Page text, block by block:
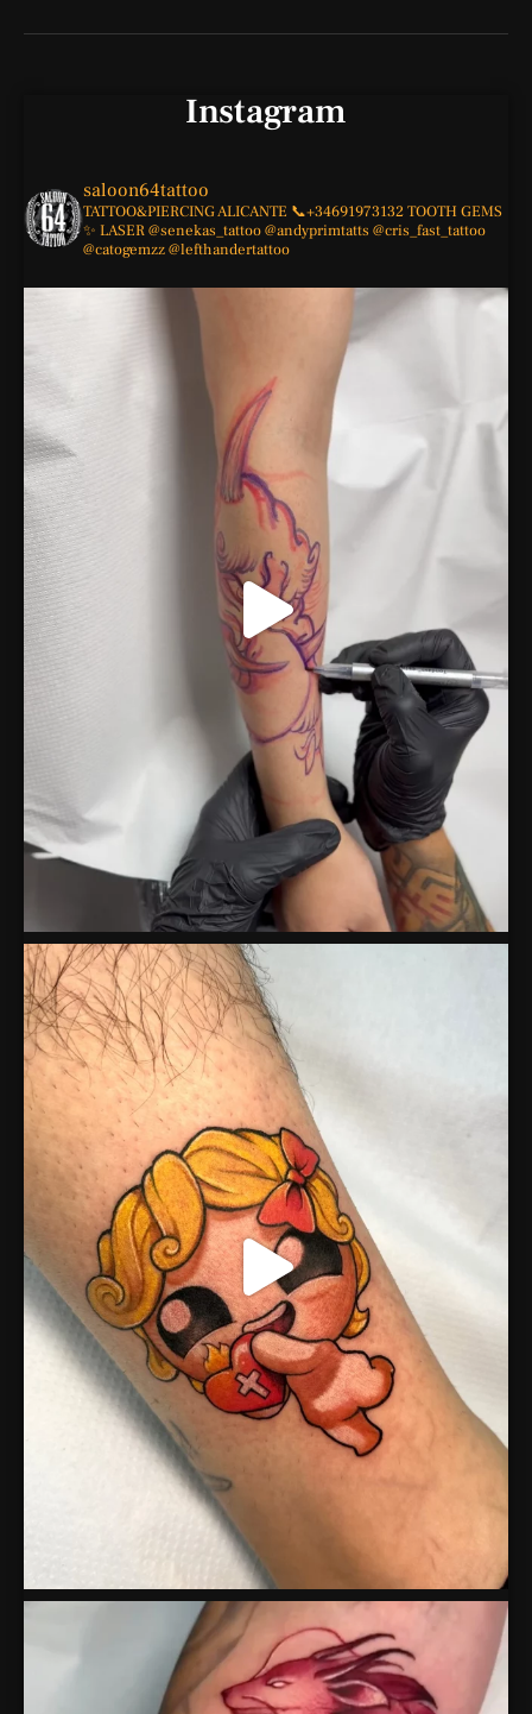
Instagram
saloon64tattoo
TATTOO&PIERCINGALICANTE 📞+34691973132TOOTH GEMS
✨ LASER@senekas_tattoo@andyprimtatts @cris_fast_tattoo
@catogemzz@lefthandertattoo